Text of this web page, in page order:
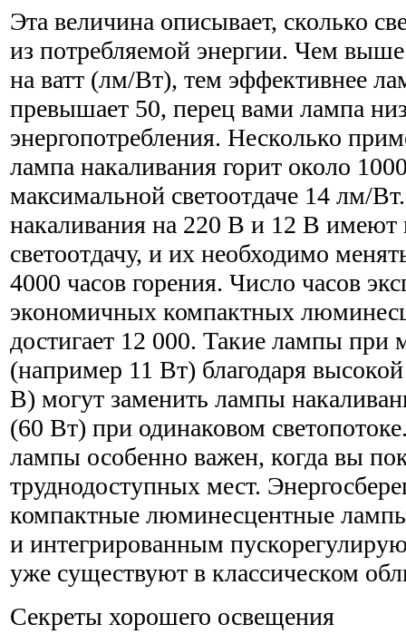
Эта величина описывает, сколько
из потребляемой энергии. Чем
на ватт (лм/Вт), тем эффективнее
превышает 50, перец вами лампа
энергопотребления. Несколько
лампа накаливания горит около
максимальной светоотдаче 14 лм/
накаливания на 220 В и 12 В
светоотдачу, и их необходимо
4000 часов горения. Число часов
экономичных компактных
достигает 12 000. Такие лампы
(например 11 Вт) благодаря
В) могут заменить лампы
(60 Вт) при одинаковом
лампы особенно важен, когда вы
труднодоступных мест.
компактные люминесцентные
и интегрированным
уже существуют в классическом
Секреты хорошего освещения